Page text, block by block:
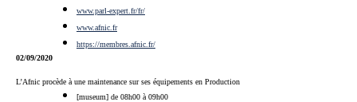
www.parl-expert.fr/fr/
www.afnic.fr
https://membres.afnic.fr/
02/09/2020
L’Afnic procède à une maintenance sur ses équipements en Production
[museum] de 08h00 à 09h00